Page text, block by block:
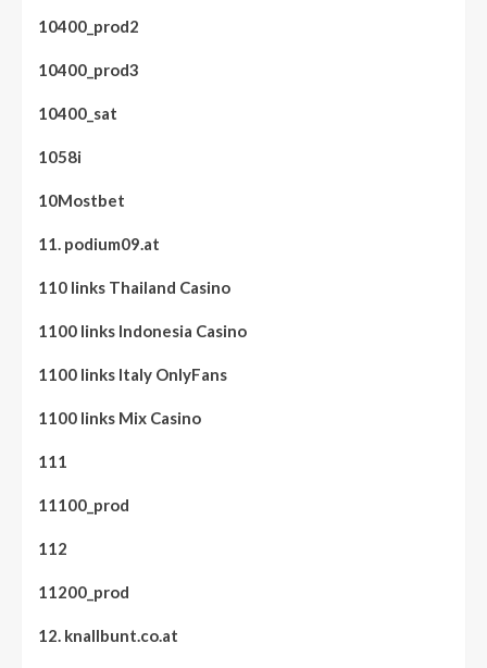
10400_prod2
10400_prod3
10400_sat
1058i
10Mostbet
11. podium09.at
110 links Thailand Casino
1100 links Indonesia Casino
1100 links Italy OnlyFans
1100 links Mix Casino
111
11100_prod
112
11200_prod
12. knallbunt.co.at